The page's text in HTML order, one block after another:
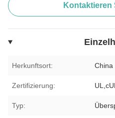
Kontaktieren
Herkunftsort: China
Zertifizierung: UL,cUL
Typ: